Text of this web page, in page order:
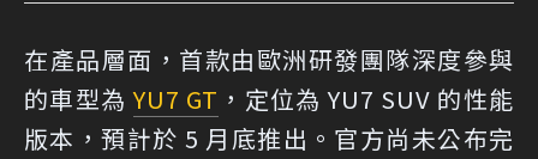
在產品層面，首款由歐洲研發團隊深度參與
的車型為YU7 GT ，定位為 YU7 SUV 的性能
版本，預計於 5 月底推出。官方尚未公布完